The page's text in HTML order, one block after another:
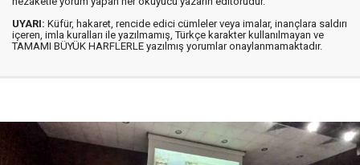
UYARI: Küfür, hakaret, rencide edici cümleler veya imalar, inançlara saldırı
içeren, imla kuralları ile yazılmamış, Türkçe karakter kullanılmayan ve
TAMAMI BÜYÜK HARFLERLE yazılmış yorumlar onaylanmamaktadır.